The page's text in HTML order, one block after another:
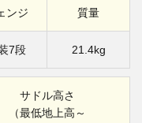
ンジ 質量
7段 21.4kg
サドル高さ
（最低地上高～